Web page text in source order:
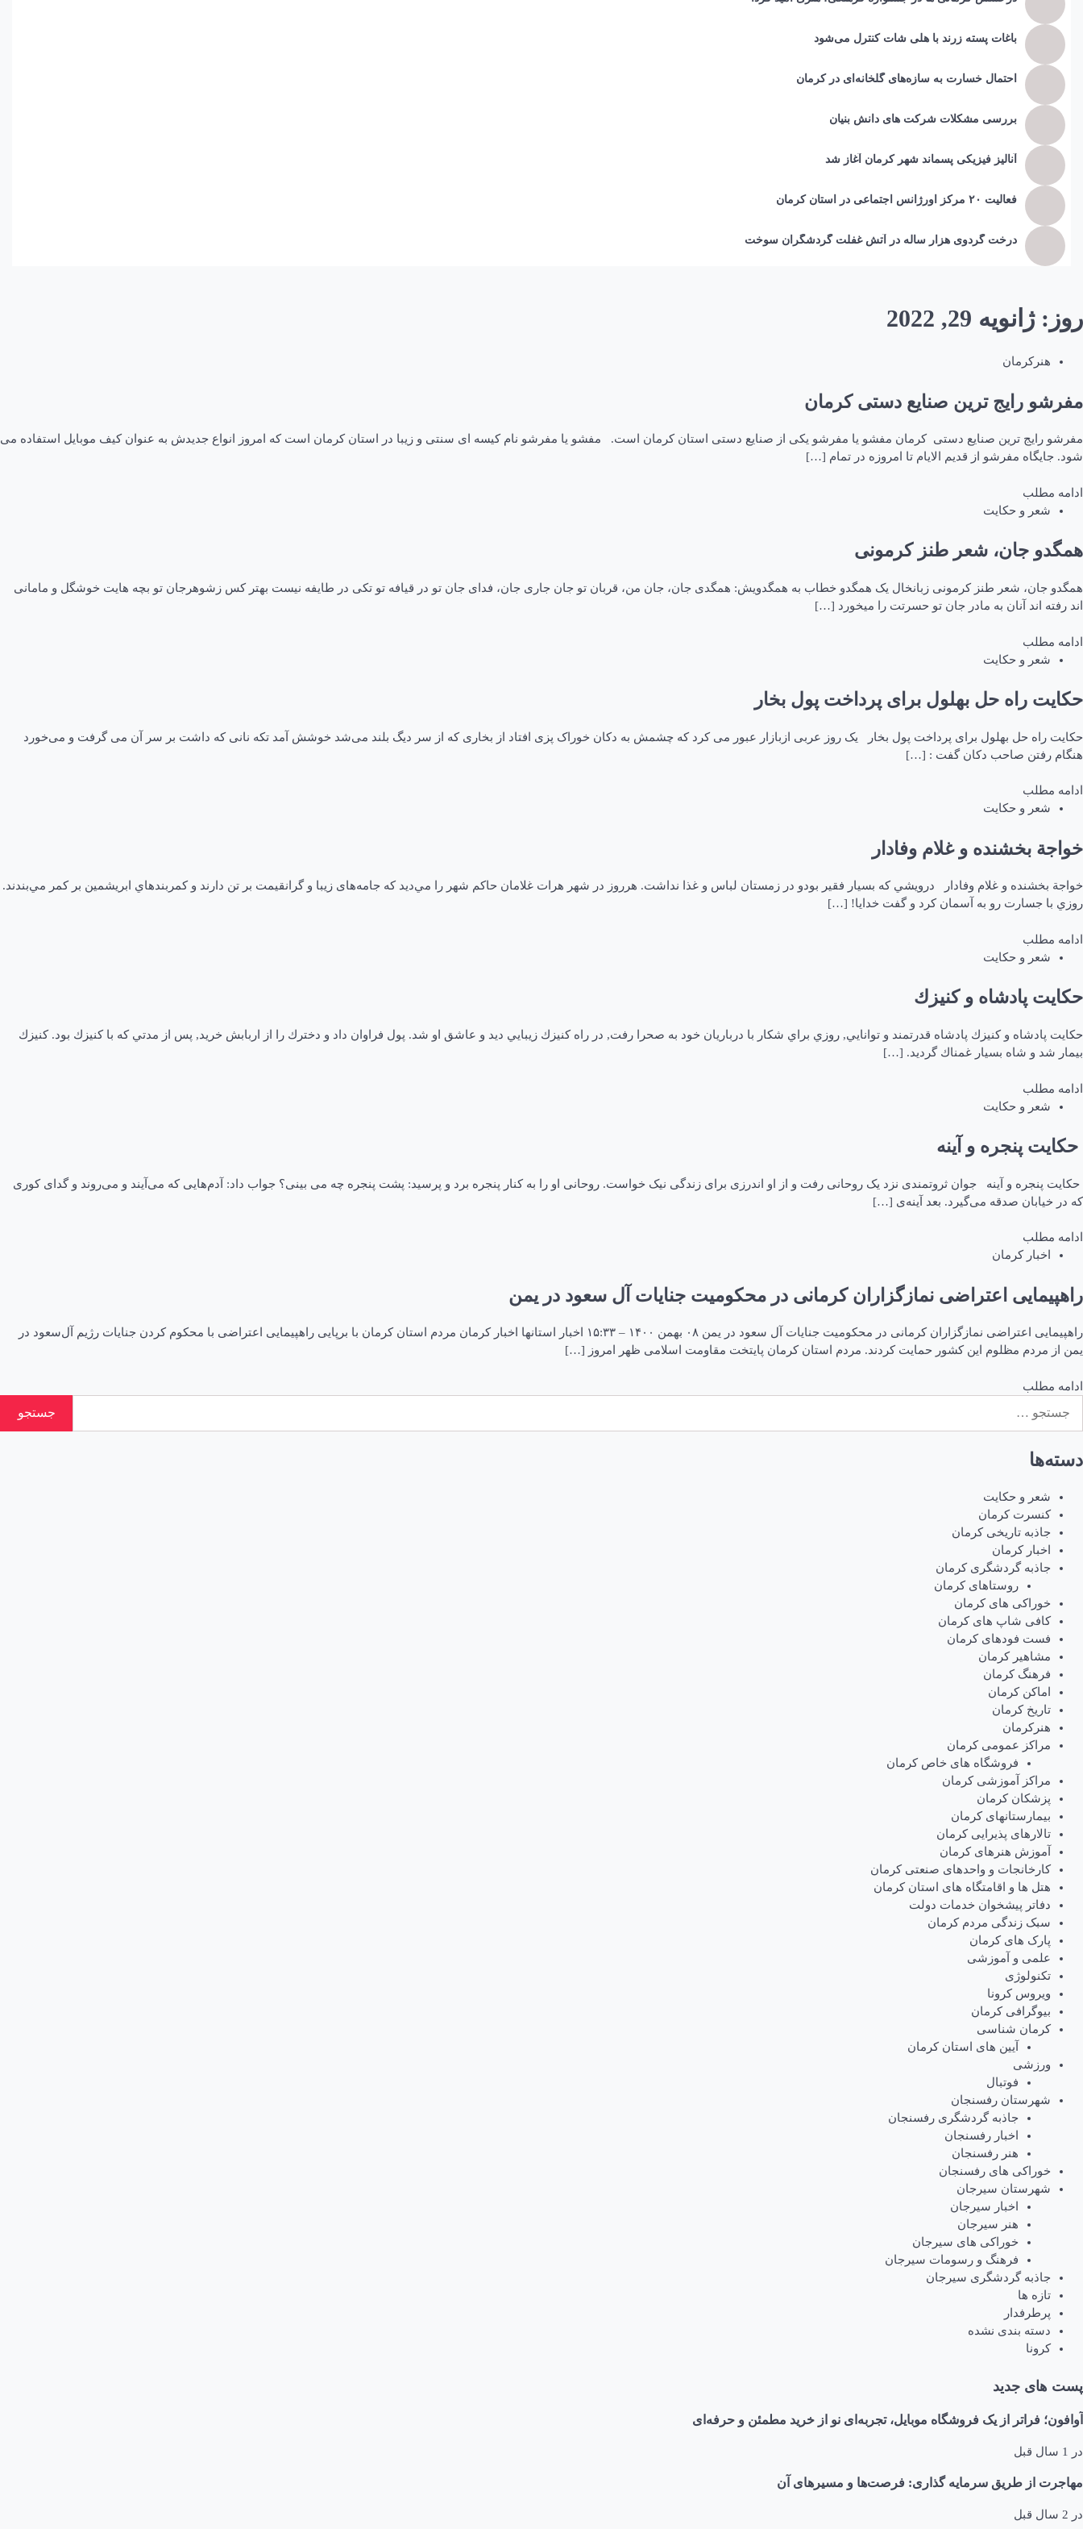
باغات پسته زرند با هلی شات کنترل می‌شود
احتمال خسارت به ساز‌ه‌های گلخانه‌ای در کرمان
بررسی مشکلات شرکت های دانش بنیان
آنالیز فیزیکی پسماند شهر کرمان آغاز شد
فعالیت ۲۰ مرکز اورژانس اجتماعی در استان کرمان
درخت گردوی هزار ساله در آتش غفلت گردشگران سوخت
روز:ژانویه 29, 2022
هنرکرمان
مفرشو رایج ترین صنایع دستی کرمان
مفرشو رایج ترین صنایع دستی کرمان مفشو یا مفرشو یکی از صنایع دستی استان کرمان است. مفشو یا مفرشو نام کیسه ای سنتی و زیبا در استان کرمان است که امروز انواع جدیدش به عنوان کیف موبایل استفاده می
شود. جایگاه مفرشو از قدیم الایام تا امروزه در تمام […]
ادامه مطلب
شعر و حکایت
همگدو جان، شعر طنز کرمونی
همگدو جان، شعر طنز کرمونی زبانخال یک همگدو خطاب به همگدویش: همگدی جان، جان من، قربان تو جان جاری جان، فدای جان تو در قیافه تو تکی در طایفه نیست بهتر کس زشوهرجان تو بچه هایت خوشگل و مامانی
اند رفته اند آنان به مادر جان تو حسرتت را میخورد […]
ادامه مطلب
شعر و حکایت
حکایت راه حل بهلول برای پرداخت پول بخار
حکایت راه حل بهلول برای پرداخت پول بخار یک روز عربی ازبازار عبور می کرد که چشمش به دکان خوراک پزی افتاد از بخاری که از سر دیگ بلند می‌شد خوشش آمد تکه نانی که داشت بر سر آن می گرفت و می‌خورد
هنگام رفتن صاحب دکان گفت : […]
ادامه مطلب
شعر و حکایت
خواجة بخشنده و غلام وفادار
خواجة بخشنده و غلام وفادار درويشي كه بسيار فقير بودو در زمستان لباس و غذا نداشت. هرروز در شهر هرات غلامان حاكم شهر را مي‌ديد كه جامه‌های زيبا و گرانقيمت بر تن دارند و كمربندهاي ابريشمين بر كمر مي‌بندند.
روزي با جسارت رو به آسمان كرد و گفت خدايا! […]
ادامه مطلب
شعر و حکایت
حکایت پادشاه و كنيزك
حکایت پادشاه و كنيزك پادشاه قدرتمند و توانايي, روزي براي شكار با درباريان خود به صحرا رفت, در راه كنيزك زيبايي ديد و عاشق او شد. پول فراوان داد و دخترك را از اربابش خريد, پس از مدتي كه با كنيزك بود. كنيزك
بيمار شد و شاه بسيار غمناك گرديد. […]
ادامه مطلب
شعر و حکایت
حکایت پنجره و آینه
حکایت پنجره و آینه جوان ثروتمندی نزد یک روحانی رفت و از او اندرزی برای زندگی نیک خواست. روحانی او را به کنار پنجره برد و پرسید: پشت پنجره چه می بینی؟ جواب داد: آدم‌هایی که می‌آیند و می‌روند و گدای کوری
که در خیابان صدقه می‌گیرد. بعد آینه‌ی […]
ادامه مطلب
اخبار کرمان
راهپیمایی اعتراضی نمازگزاران کرمانی‌ در محکومیت جنایات آل سعود در یمن‌
راهپیمایی اعتراضی نمازگزاران کرمانی‌ در محکومیت جنایات آل سعود در یمن‌ ۰۸ بهمن ۱۴۰۰ – ۱۵:۳۳ اخبار استانها اخبار کرمان مردم استان کرمان با برپایی راهپیمایی اعتراضی با محکوم کردن جنایات رژیم آل‌سعود در
یمن از مردم مظلوم این کشور حمایت کردند. مردم استان کرمان پایتخت مقاومت اسلامی ظهر امروز […]
ادامه مطلب
برای:
دسته‌ها
شعر و حکایت
کنسرت کرمان
جاذبه تاریخی کرمان
اخبار کرمان
جاذبه گردشگری کرمان
روستاهای کرمان
خوراکی های کرمان
کافی شاپ های کرمان
فست فودهای کرمان
مشاهیر کرمان
فرهنگ کرمان
اماکن کرمان
تاریخ کرمان
هنرکرمان
مراکز عمومی کرمان
فروشگاه های خاص کرمان
مراکز آموزشی کرمان
پزشکان کرمان
بیمارستانهای کرمان
تالارهای پذیرایی کرمان
آموزش هنرهای کرمان
کارخانجات و واحدهای صنعتی کرمان
هتل ها و اقامتگاه های استان کرمان
دفاتر پیشخوان خدمات دولت
سبک زندگی مردم کرمان
پارک های کرمان
علمی و آموزشی
تکنولوژی
ویروس کرونا
بیوگرافی کرمان
کرمان شناسی
آیین های استان کرمان
ورزشی
فوتبال
شهرستان رفسنجان
جاذبه گردشگری رفسنجان
اخبار رفسنجان
هنر رفسنجان
خوراکی های رفسنجان
شهرستان سیرجان
اخبار سیرجان
هنر سیرجان
خوراکی های سیرجان
فرهنگ و رسومات سیرجان
جاذبه گردشگری سیرجان
تازه ها
پرطرفدار
دسته بندی نشده
کرونا
پست های جدید
آوافون؛ فراتر از یک فروشگاه موبایل، تجربه‌ای نو از خرید مطمئن و حرفه‌ای
در 1 سال قبل
مهاجرت از طریق سرمایه گذاری: فرصت‌ها و مسیرهای آن
در 2 سال قبل